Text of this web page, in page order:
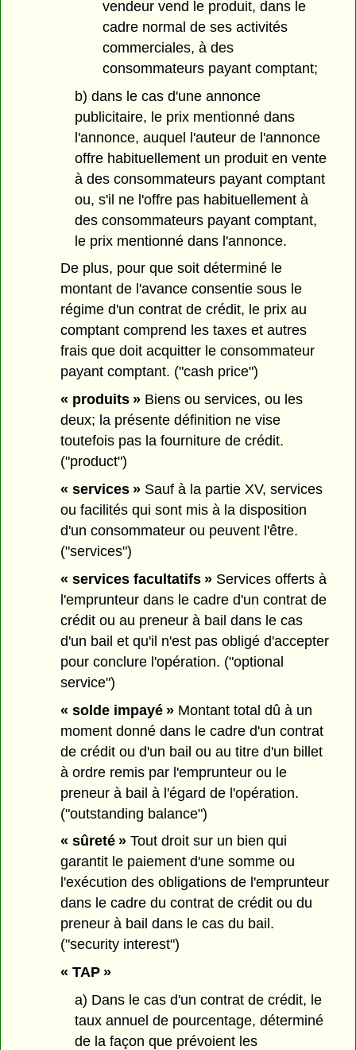
vendeur vend le produit, dans le
cadre normal de ses activités
commerciales, à des
consommateurs payant comptant;
b) dans le cas d'une annonce
publicitaire, le prix mentionné dans
l'annonce, auquel l'auteur de l'annonce
offre habituellement un produit en vente
à des consommateurs payant comptant
ou, s'il ne l'offre pas habituellement à
des consommateurs payant comptant,
le prix mentionné dans l'annonce.
De plus, pour que soit déterminé le
montant de l'avance consentie sous le
régime d'un contrat de crédit, le prix au
comptant comprend les taxes et autres
frais que doit acquitter le consommateur
payant comptant. ("cash price")
« produits » Biens ou services, ou les
deux; la présente définition ne vise
toutefois pas la fourniture de crédit.
("product")
« services » Sauf à la partie XV, services
ou facilités qui sont mis à la disposition
d'un consommateur ou peuvent l'être.
("services")
« services facultatifs » Services offerts à
l'emprunteur dans le cadre d'un contrat de
crédit ou au preneur à bail dans le cas
d'un bail et qu'il n'est pas obligé d'accepter
pour conclure l'opération. ("optional
service")
« solde impayé » Montant total dû à un
moment donné dans le cadre d'un contrat
de crédit ou d'un bail ou au titre d'un billet
à ordre remis par l'emprunteur ou le
preneur à bail à l'égard de l'opération.
("outstanding balance")
« sûreté » Tout droit sur un bien qui
garantit le paiement d'une somme ou
l'exécution des obligations de l'emprunteur
dans le cadre du contrat de crédit ou du
preneur à bail dans le cas du bail.
("security interest")
« TAP »
a) Dans le cas d'un contrat de crédit, le
taux annuel de pourcentage, déterminé
de la façon que prévoient les